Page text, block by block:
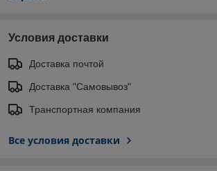
Условия доставки
Доставка почтой
Доставка "Самовывоз"
Транспортная компания
Все условия доставки